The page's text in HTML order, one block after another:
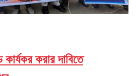
করার দাবিতে